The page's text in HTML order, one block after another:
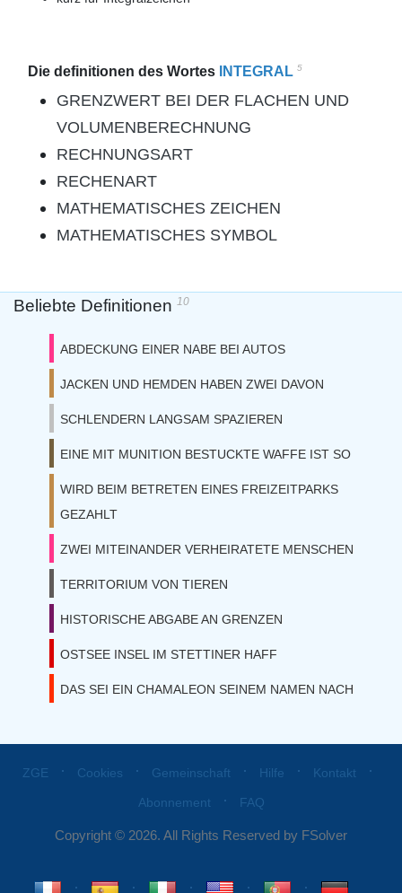
Die definitionen des Wortes INTEGRAL 5
GRENZWERT BEI DER FLACHEN UND
VOLUMENBERECHNUNG
RECHNUNGSART
RECHENART
MATHEMATISCHES ZEICHEN
MATHEMATISCHES SYMBOL
Beliebte Definitionen 10
ABDECKUNG EINER NABE BEI AUTOS
JACKEN UND HEMDEN HABEN ZWEI DAVON
SCHLENDERN LANGSAM SPAZIEREN
EINE MIT MUNITION BESTUCKTE WAFFE IST SO
WIRD BEIM BETRETEN EINES FREIZEITPARKS
GEZAHLT
ZWEI MITEINANDER VERHEIRATETE MENSCHEN
TERRITORIUM VON TIEREN
HISTORISCHE ABGABE AN GRENZEN
OSTSEE INSEL IM STETTINER HAFF
DAS SEI EIN CHAMALEON SEINEM NAMEN NACH
ZGE ⋅ Cookies ⋅ Gemeinschaft ⋅ Hilfe ⋅ Kontakt ⋅
Abonnement ⋅ FAQ
Copyright © 2026. All Rights Reserved by FSolver
⋅ ⋅ ⋅ ⋅ ⋅